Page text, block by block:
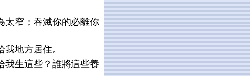
太窄；吞滅你的必離你
地方居住。
我生這些？誰將這些養